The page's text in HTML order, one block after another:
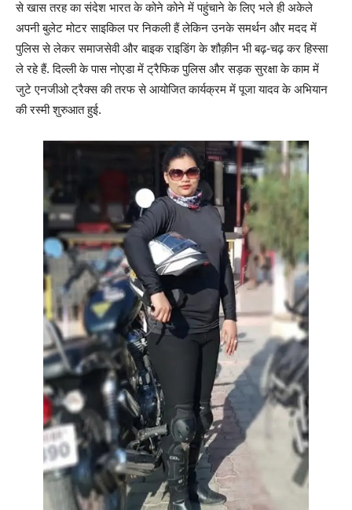
से खास तरह का संदेश भारत के कोने कोने में पहुंचाने के लिए भले ही अकेले
अपनी बुलेट मोटर साइकिल पर निकली हैं लेकिन उनके समर्थन और मदद में
पुलिस से लेकर समाजसेवी और बाइक राइडिंग के शौक़ीन भी बढ़-चढ़ कर हिस्सा
ले रहे हैं. दिल्ली के पास नोएडा में ट्रैफिक पुलिस और सड़क सुरक्षा के काम में
जुटे एनजीओ ट्रैक्स की तरफ से आयोजित कार्यक्रम में पूजा यादव के अभियान
की रस्मी शुरुआत हुई.